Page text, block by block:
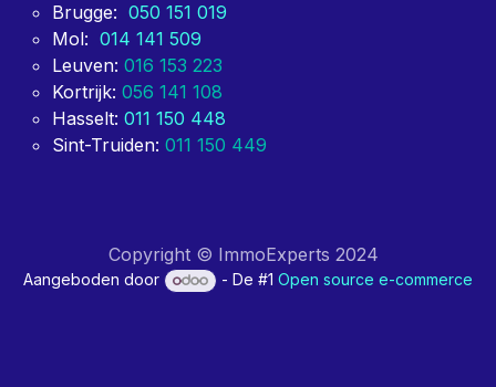
Brugge: 050 151 019
Mol: 014 141 509
Leuven: 016 153 223
Kortrijk: 056 141 108
Hasselt: 011 150 448
Sint-Truiden: 011 150 449
Copyright © ImmoExperts 2024
Aangeboden door - De #1Open source e-commerce